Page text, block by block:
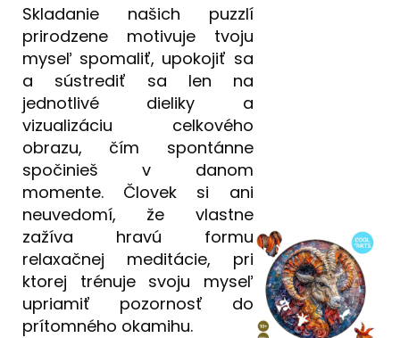
Skladanie našich puzzlí
prirodzene motivuje tvoju
myseľ spomaliť, upokojiť sa
a sústrediť sa len na
jednotlivé dieliky a
vizualizáciu celkového
obrazu, čím spontánne
spočinieš v danom
momente. Človek si ani
neuvedomí, že vlastne
zažíva hravú formu
relaxačnej meditácie, pri
ktorej trénuje svoju myseľ
upriamiť pozornosť do
prítomného okamihu.